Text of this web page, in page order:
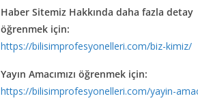
Haber Sitemiz Hakkında daha fazla detay
öğrenmek için:
https://bilisimprofesyonelleri.com/biz-kimiz/
Yayın Amacımızı öğrenmek için:
https://bilisimprofesyonelleri.com/yayin-